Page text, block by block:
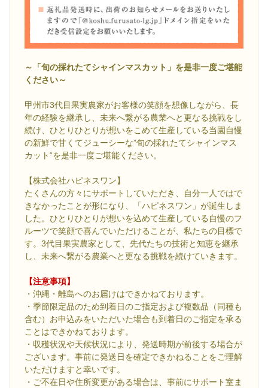
～「旬の採れたてシャインマスカット」を是非一度ご堪能
ください～
甲州市3代目果実農家がお客様の笑顔を想像しながら、長
年の経験を継承し、未来へ繋がる農業へと更なる挑戦をし
続け、ひとりひとりが想いをこめて生産している当園自慢
の新鮮で甘くてジューシーな”旬の採れたてシャインマス
カット“を是非一度ご堪能ください。
【株式会社ハピネスワン】
たくさんの方々にサポートしていただき、自分一人ではで
きなかったことが形になり、「ハピネスワン」が誕生しま
した。ひとりひとりが想いを込めて生産している自慢のフ
ルーツで笑顔で喜んでいただけることが、私たちの目標で
す。3代目果実農家として、先代たちの技術と知恵を継承
し、未来へ繋がる農業へと更なる挑戦を続けていきます。
【注意事項】
・沖縄・離島へのお届けはできかねております。
・季節限定品のため到着日のご指定および複数品（同種も
含む）お申込みをいただいた場合も到着日のご指定を承る
ことはできかねております。
・収穫状況や天候状況により、発送時期が前後する場合が
ございます。事前に発送日を確定できかねることをご理解
いただけますと幸いです。
・ご不在日や住所変更がある場合は、事前にサポート室ま